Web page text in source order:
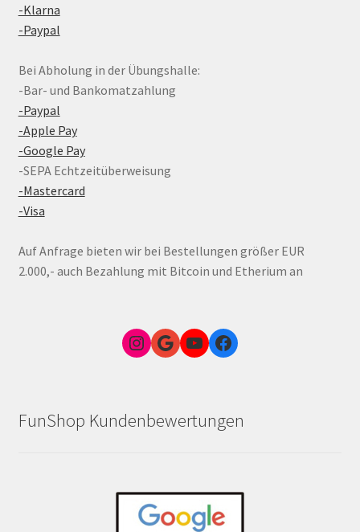
-Klarna
-Paypal
Bei Abholung in der Übungshalle:
-Bar- und Bankomatzahlung
-Paypal
-Apple Pay
-Google Pay
-SEPA Echtzeitüberweisung
-Mastercard
-Visa
Auf Anfrage bieten wir bei Bestellungen größer EUR
2.000,- auch Bezahlung mit Bitcoin und Etherium an
Instagram
Google Link zum FunShop WienYouTubeFacebook
FunShop Kundenbewertungen